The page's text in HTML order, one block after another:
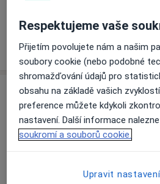
Více
o
Služby a ceník služeb
Individuální psychoterapie
Detaily
Respektujeme vaše
Přijetím povolujete nám a našim
soubory cookie (nebo podobné
shromažďování údajů pro
obsahu na základě vašich
preference můžete kdykoli
nastavení. Další informace
soukromí a souborů cookie.
Upravit nastavení